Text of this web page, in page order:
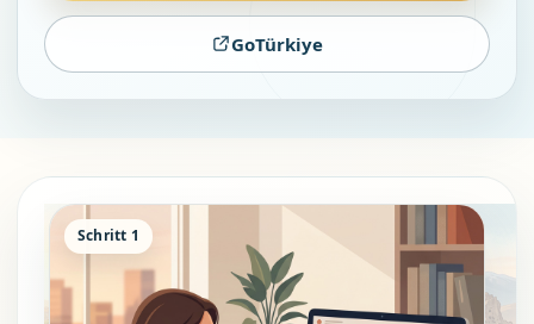
GoTürkiye
Schritt 1